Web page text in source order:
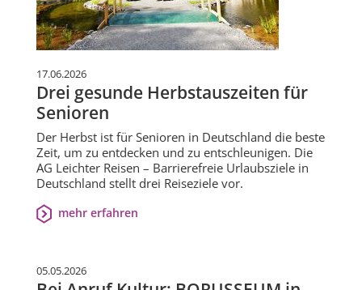
17.06.2026
Drei gesunde Herbstauszeiten für
Senioren
Der Herbst ist für Senioren in Deutschland die beste
Zeit, um zu entdecken und zu entschleunigen. Die
AG Leichter Reisen – Barrierefreie Urlaubsziele in
Deutschland stellt drei Reiseziele vor.
mehr erfahren
05.05.2026